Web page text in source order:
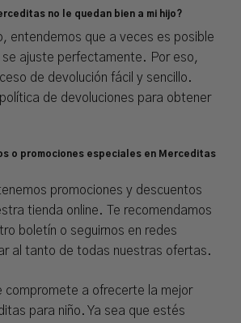
no le quedan bien a mi hijo?
entendemos que a veces es posible
se ajuste perfectamente. Por eso,
de devolución fácil y sencillo.
de devoluciones para obtener
o promociones especiales en Merceditas
promociones y descuentos
tienda online. Te recomendamos
boletín o seguirnos en redes
al tanto de todas nuestras ofertas.
compromete a ofrecerte la mejor
para niño. Ya sea que estés